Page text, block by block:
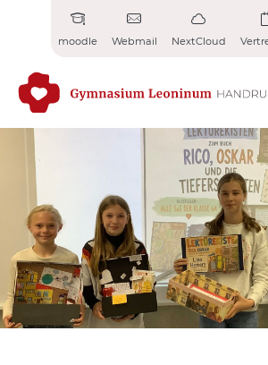
moodle Webmail NextCloud